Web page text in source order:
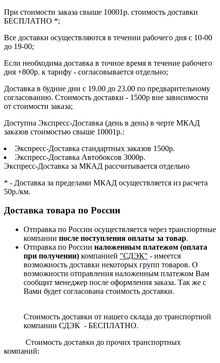
При стоимости заказа свыше 10001р. стоимость доставки
БЕСПЛАТНО *;
Все доставки осуществляются в течении рабочего дня с 10-00
до 19-00;
Если необходима доставка в точное время в течение рабочего
дня +800р. к тарифу - согласовывается отдельно;
Доставка в будние дни с 19.00 до 23.00 по предварительному
согласованию. Стоимость доставки - 1500р вне зависимости
от стоимости заказа;
Доступна Экспресс-Доставка (день в день) в черте МКАД
заказов стоимостью свыше 10001р.:
Экспресс-Доставка стандартных заказов 1500р.
Экспресс-Доставка Автобоксов 3000р.
Экспресс-Доставка за МКАД рассчитывается отдельно
* - Доставка за пределами МКАД осуществляется из расчета
50р./км.
Доставка товара по России
Отправка по России осуществляется через транспортные
компании после поступления оплаты за товар.
Отправка по России наложенным платежом (оплата
при получении) компанией "СДЭК" - имеется
возможность доставки некоторых групп товаров. О
возможности отправления наложенным платежом Вам
сообщит менеджер после оформления заказа. Так же с
Вами будет согласована стоимость доставки.
Стоимость доставки от нашего склада до транспортной
компании СДЭК - БЕСПЛАТНО.
Стоимость доставки до прочих транспортных
компаний: